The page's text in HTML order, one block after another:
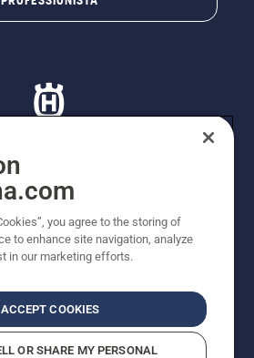
Tutti i diritti riservati. I prezzi
AG per i rivenditori specializzati
prezzi in CHF comprensivi di IVA
riserva di modifica. Tutti i prezzi
al dettaglio consigliati (IVA inclusa),
non sia disponibile per l'acquisto
sui cookieTermini di utilizzo
RiferimentiCGVF Negozio online
you agree to the storing of
to enhance site navigation, analyze
in our marketing efforts.
ACCEPT COOKIES
OR SHARE MY PERSONAL